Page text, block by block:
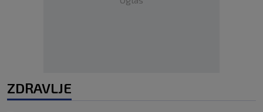
ZDRAVLJE